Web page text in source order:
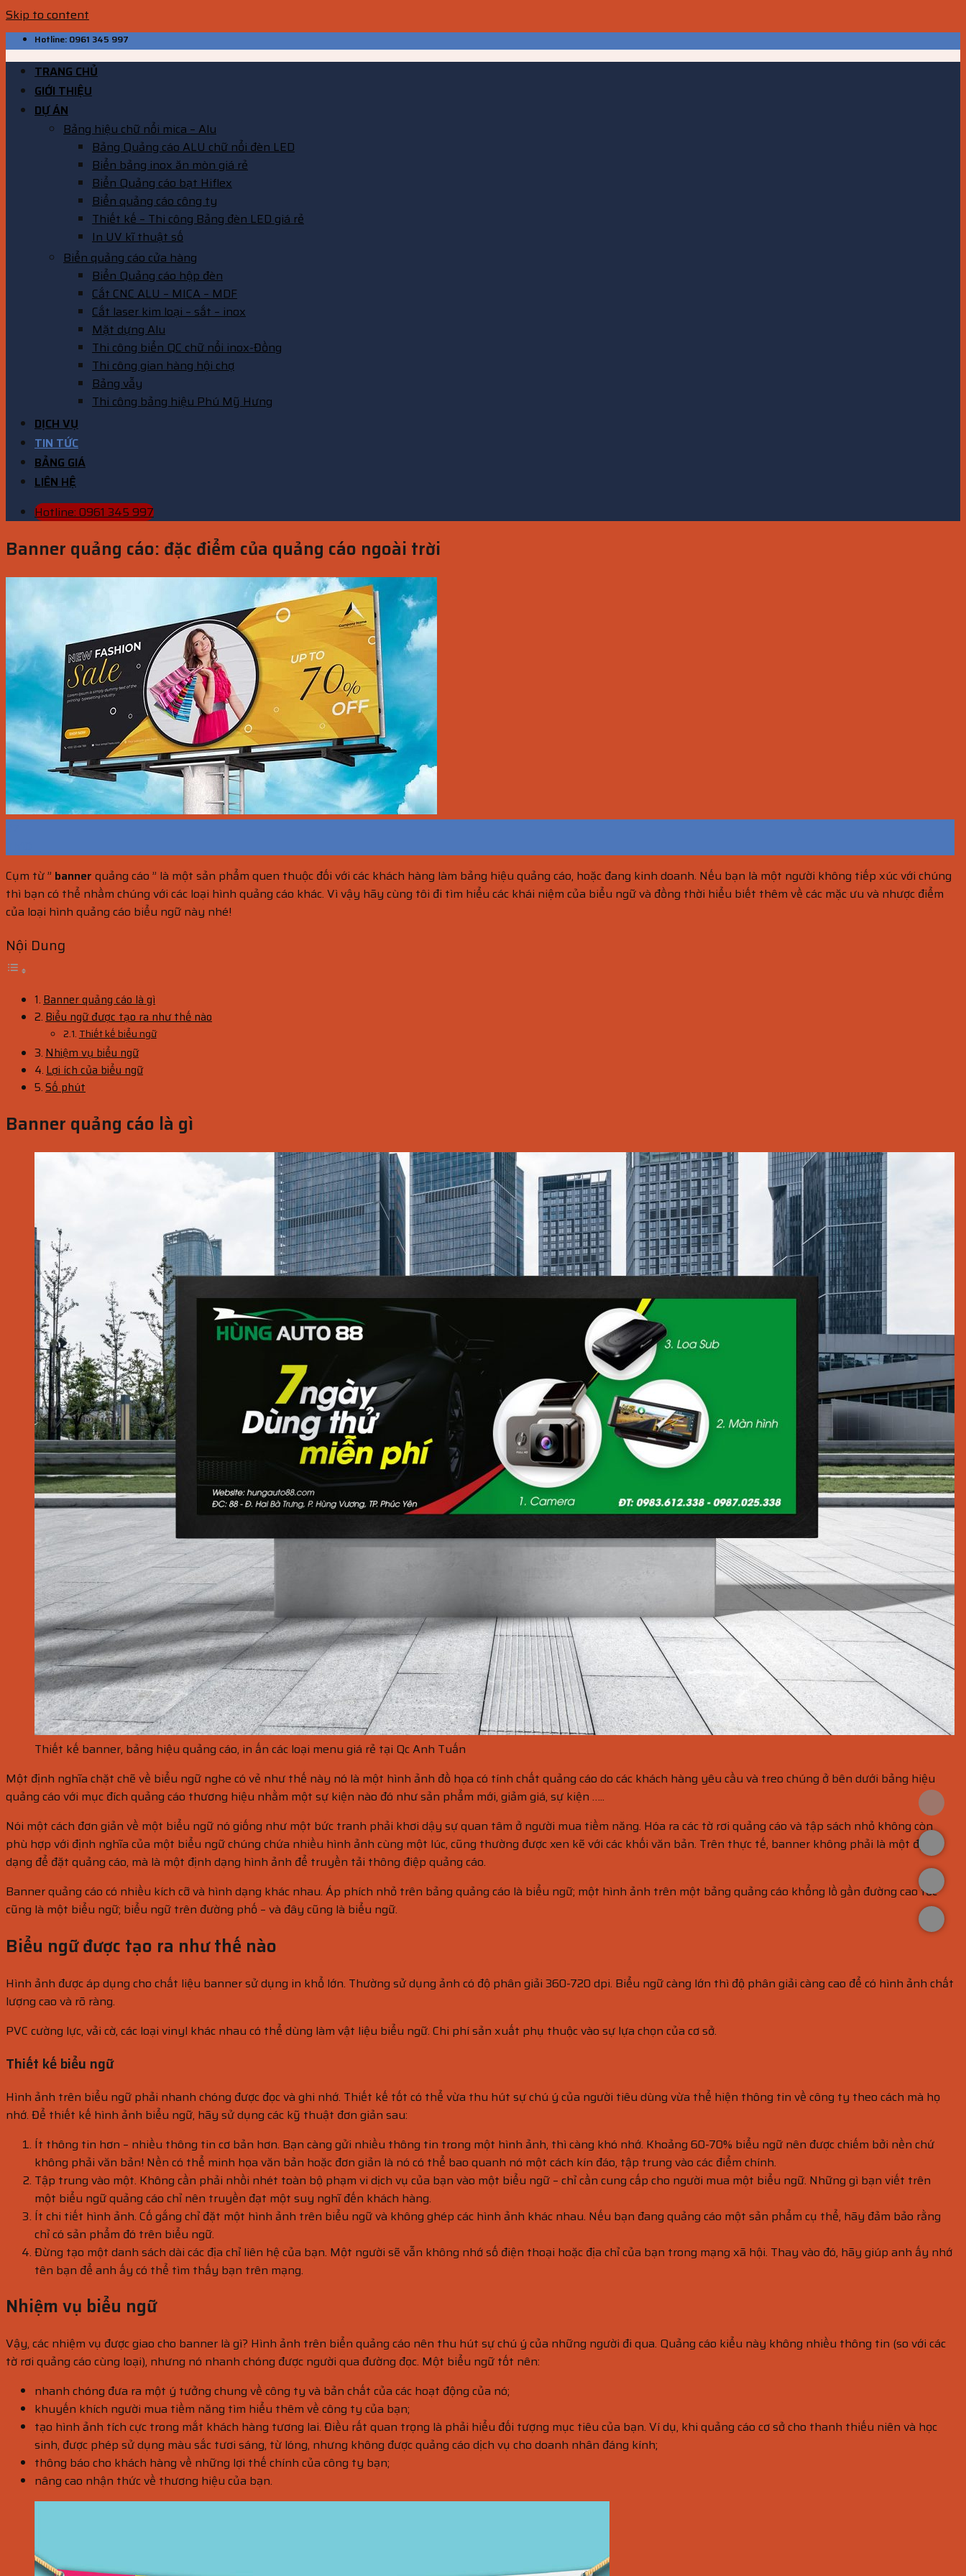
Skip to content
Hotline: 0961 345 997
TRANG CHỦ
GIỚI THIỆU
DỰ ÁN
Bảng hiệu chữ nổi mica – Alu
Bảng Quảng cáo ALU chữ nổi đèn LED
Biển bảng inox ăn mòn giá rẻ
Biển Quảng cáo bạt Hiflex
Biển quảng cáo công ty
Thiết kế – Thi công Bảng đèn LED giá rẻ
In UV kĩ thuật số
Biển quảng cáo cửa hàng
Biển Quảng cáo hộp đèn
Cắt CNC ALU – MICA – MDF
Cắt laser kim loại – sắt – inox
Mặt dựng Alu
Thi công biển QC chữ nổi inox-Đồng
Thi công gian hàng hội chợ
Bảng vẫy
Thi công bảng hiệu Phú Mỹ Hưng
DỊCH VỤ
TIN TỨC
BẢNG GIÁ
LIÊN HỆ
Hotline: 0961 345 997
Banner quảng cáo: đặc điểm của quảng cáo ngoài trời
Cụm từ ” banner quảng cáo ” là một sản phẩm quen thuộc đối với các khách hàng làm bảng hiệu quảng cáo, hoặc đang kinh doanh. Nếu bạn là một người không tiếp xúc với chúng
thì bạn có thể nhầm chúng với các loại hình quảng cáo khác. Vì vậy hãy cùng tôi đi tìm hiểu các khái niệm của biểu ngữ và đồng thời hiểu biết thêm về các mặc ưu và nhược điểm
của loại hình quảng cáo biểu ngữ này nhé!
Nội Dung
Banner quảng cáo là gì
Biểu ngữ được tạo ra như thế nào
Thiết kế biểu ngữ
Nhiệm vụ biểu ngữ
Lợi ích của biểu ngữ
Số phút
Banner quảng cáo là gì
Thiết kế banner, bảng hiệu quảng cáo, in ấn các loại menu giá rẻ tại Qc Anh Tuấn
Một định nghĩa chặt chẽ về biểu ngữ nghe có vẻ như thế này nó là một hình ảnh đồ họa có tính chất quảng cáo do các khách hàng yêu cầu và treo chúng ở bên dưới bảng hiệu
quảng cáo với mục đích quảng cáo thương hiệu nhằm một sự kiện nào đó như sản phẩm mới, giảm giá, sự kiện …..
Nói một cách đơn giản về một biểu ngữ nó giống như một bức tranh phải khơi dậy sự quan tâm ở người mua tiềm năng. Hóa ra các tờ rơi quảng cáo và tập sách nhỏ không còn
phù hợp với định nghĩa của một biểu ngữ chúng chứa nhiều hình ảnh cùng một lúc, cũng thường được xen kẽ với các khối văn bản. Trên thực tế, banner không phải là một định
dạng để đặt quảng cáo, mà là một định dạng hình ảnh để truyền tải thông điệp quảng cáo.
Banner quảng cáo có nhiều kích cỡ và hình dạng khác nhau. Áp phích nhỏ trên bảng quảng cáo là biểu ngữ; một hình ảnh trên một bảng quảng cáo khổng lồ gần đường cao tốc
cũng là một biểu ngữ; biểu ngữ trên đường phố – và đây cũng là biểu ngữ.
Biểu ngữ được tạo ra như thế nào
Hình ảnh được áp dụng cho chất liệu banner sử dụng in khổ lớn. Thường sử dụng ảnh có độ phân giải 360-720 dpi. Biểu ngữ càng lớn thì độ phân giải càng cao để có hình ảnh chất
lượng cao và rõ ràng.
PVC cường lực, vải cờ, các loại vinyl khác nhau có thể dùng làm vật liệu biểu ngữ. Chi phí sản xuất phụ thuộc vào sự lựa chọn của cơ sở.
Thiết kế biểu ngữ
Hình ảnh trên biểu ngữ phải nhanh chóng được đọc và ghi nhớ. Thiết kế tốt có thể vừa thu hút sự chú ý của người tiêu dùng vừa thể hiện thông tin về công ty theo cách mà họ
nhớ. Để thiết kế hình ảnh biểu ngữ, hãy sử dụng các kỹ thuật đơn giản sau:
Ít thông tin hơn – nhiều thông tin cơ bản hơn. Bạn càng gửi nhiều thông tin trong một hình ảnh, thì càng khó nhớ. Khoảng 60-70% biểu ngữ nên được chiếm bởi nền chứ
không phải văn bản! Nền có thể minh họa văn bản hoặc đơn giản là nó có thể bao quanh nó một cách kín đáo, tập trung vào các điểm chính.
Tập trung vào một. Không cần phải nhồi nhét toàn bộ phạm vi dịch vụ của bạn vào một biểu ngữ – chỉ cần cung cấp cho người mua một biểu ngữ. Những gì bạn viết trên
một biểu ngữ quảng cáo chỉ nên truyền đạt một suy nghĩ đến khách hàng.
Ít chi tiết hình ảnh. Cố gắng chỉ đặt một hình ảnh trên biểu ngữ và không ghép các hình ảnh khác nhau. Nếu bạn đang quảng cáo một sản phẩm cụ thể, hãy đảm bảo rằng
chỉ có sản phẩm đó trên biểu ngữ.
Đừng tạo một danh sách dài các địa chỉ liên hệ của bạn. Một người sẽ vẫn không nhớ số điện thoại hoặc địa chỉ của bạn trong mạng xã hội. Thay vào đó, hãy giúp anh ấy nhớ
tên bạn để anh ấy có thể tìm thấy bạn trên mạng.
Nhiệm vụ biểu ngữ
Vậy, các nhiệm vụ được giao cho banner là gì? Hình ảnh trên biển quảng cáo nên thu hút sự chú ý của những người đi qua. Quảng cáo kiểu này không nhiều thông tin (so với các
tờ rơi quảng cáo cùng loại), nhưng nó nhanh chóng được người qua đường đọc. Một biểu ngữ tốt nên:
nhanh chóng đưa ra một ý tưởng chung về công ty và bản chất của các hoạt động của nó;
khuyến khích người mua tiềm năng tìm hiểu thêm về công ty của bạn;
tạo hình ảnh tích cực trong mắt khách hàng tương lai. Điều rất quan trọng là phải hiểu đối tượng mục tiêu của bạn. Ví dụ, khi quảng cáo cơ sở cho thanh thiếu niên và học
sinh, được phép sử dụng màu sắc tươi sáng, từ lóng, nhưng không được quảng cáo dịch vụ cho doanh nhân đáng kính;
thông báo cho khách hàng về những lợi thế chính của công ty bạn;
nâng cao nhận thức về thương hiệu của bạn.